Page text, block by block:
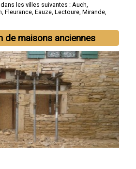
les villes suivantes : Auch,
, Fleurance, Eauze, Lectoure, Mirande,
de maisons anciennes